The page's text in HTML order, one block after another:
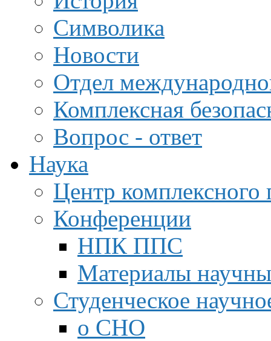
Символика
Новости
Отдел
Комплексная
Вопрос - ответ
Наука
Центр
Конференции
НПК ППС
Материалы
Студенческое
о СНО